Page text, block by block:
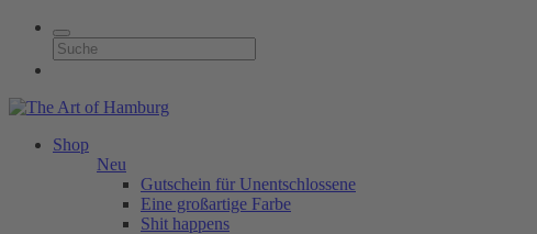
Shop
Neu
Gutschein für Unentschlossene
Eine großartige Farbe
Shit happens